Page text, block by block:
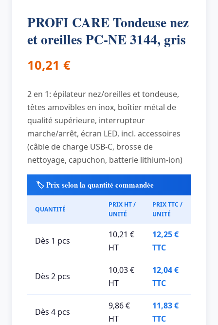
PROFI CARE Tondeuse nez
et oreilles PC-NE 3144, gris
10,21 €
2 en 1: épilateur nez/oreilles et tondeuse,
têtes amovibles en inox, boîtier métal de
qualité supérieure, interrupteur
marche/arrêt, écran LED, incl. accessoires
(câble de charge USB-C, brosse de
nettoyage, capuchon, batterie lithium-ion)
🏷️ Prix selon la quantité commandée
QUANTITÉ
PRIX HT /
UNITÉ
PRIX TTC /
UNITÉ
Dès 1 pcs
10,21 €
HT
12,25 €
TTC
Dès 2 pcs
10,03 €
HT
12,04 €
TTC
Dès 4 pcs
9,86 €
HT
11,83 €
TTC